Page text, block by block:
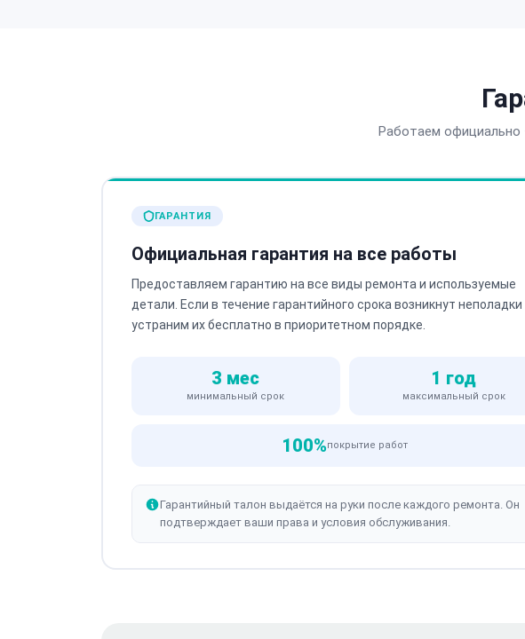
Работаем
ГАРАНТИЯ
Официальная гарантия на все работы
Предоставляем гарантию на все виды ремонта и используемые
детали. Если в течение гарантийного срока возникнут
устраним их бесплатно в приоритетном порядке.
3 мес
минимальный срок
1 год
максимальный срок
100%покрытие работ
Гарантийный талон выдаётся на руки после каждого ремонта. Он
подтверждает ваши права и условия обслуживания.